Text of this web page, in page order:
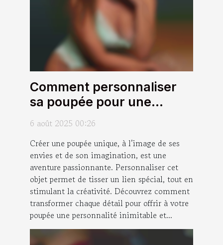
Comment personnaliser
sa poupée pour une
expérience unique ?
6 août 2025 00:26
Créer une poupée unique, à l’image de ses
envies et de son imagination, est une
aventure passionnante. Personnaliser cet
objet permet de tisser un lien spécial, tout en
stimulant la créativité. Découvrez comment
transformer chaque détail pour offrir à votre
poupée une personnalité inimitable et...